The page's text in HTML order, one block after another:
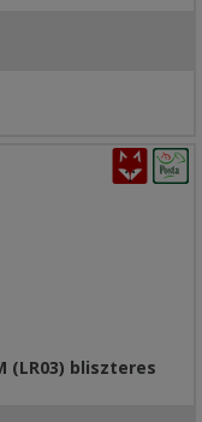
(LR03) bliszteres